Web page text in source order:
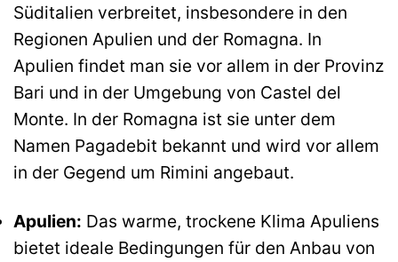
Süditalien verbreitet, insbesondere in den
Regionen Apulien und der Romagna. In
Apulien findet man sie vor allem in der Provinz
Bari und in der Umgebung von Castel del
Monte. In der Romagna ist sie unter dem
Namen Pagadebit bekannt und wird vor allem
in der Gegend um Rimini angebaut.
Apulien: Das warme, trockene Klima Apuliens
bietet ideale Bedingungen für den Anbau von